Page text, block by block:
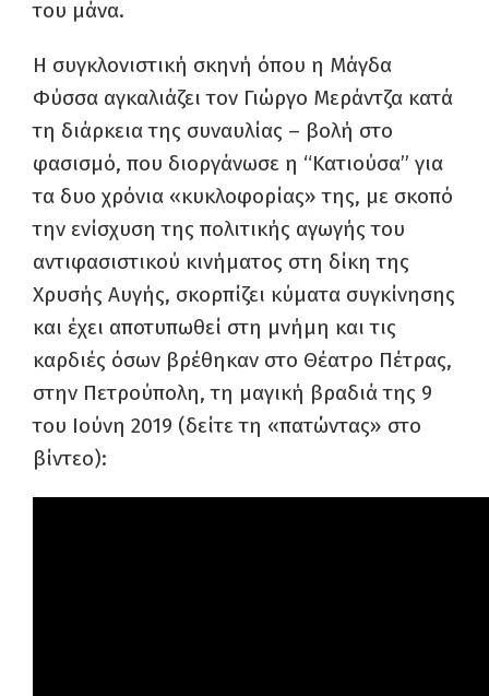
του μάνα.
Η συγκλονιστική σκηνή όπου η Μάγδα
Φύσσα αγκαλιάζει τον Γιώργο Μεράντζα κατά
τη διάρκεια της συναυλίας – βολή στο
φασισμό, που διοργάνωσε η “Κατιούσα” για
τα δυο χρόνια «κυκλοφορίας» της, με σκοπό
την ενίσχυση της πολιτικής αγωγής του
αντιφασιστικού κινήματος στη δίκη της
Χρυσής Αυγής, σκορπίζει κύματα συγκίνησης
και έχει αποτυπωθεί στη μνήμη και τις
καρδιές όσων βρέθηκαν στο Θέατρο Πέτρας,
στην Πετρούπολη, τη μαγική βραδιά της 9
του Ιούνη 2019 (δείτε τη «πατώντας» στο
βίντεο):